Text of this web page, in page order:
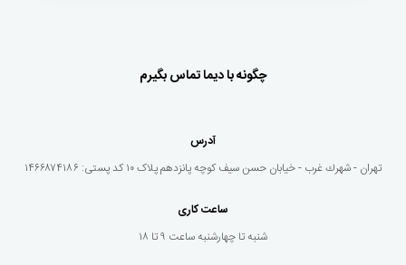
چگونه با دیما تماس بگیرم
آدرس
تهران - شهرك غرب - خيابان حسن سيف كوچه پانزدهم پلاک ١٠ کد پستی: ۱۴۶۶۸۷۴۱۸۶
ساعت کاری
شنبه تا چهارشنبه ساعت ۹ تا ۱۸